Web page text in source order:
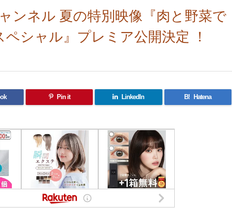
ンネル 夏の特別映像『肉と野菜で
シャル』プレミア公開決定 ！
Pin it LinkedIn B! Hatena